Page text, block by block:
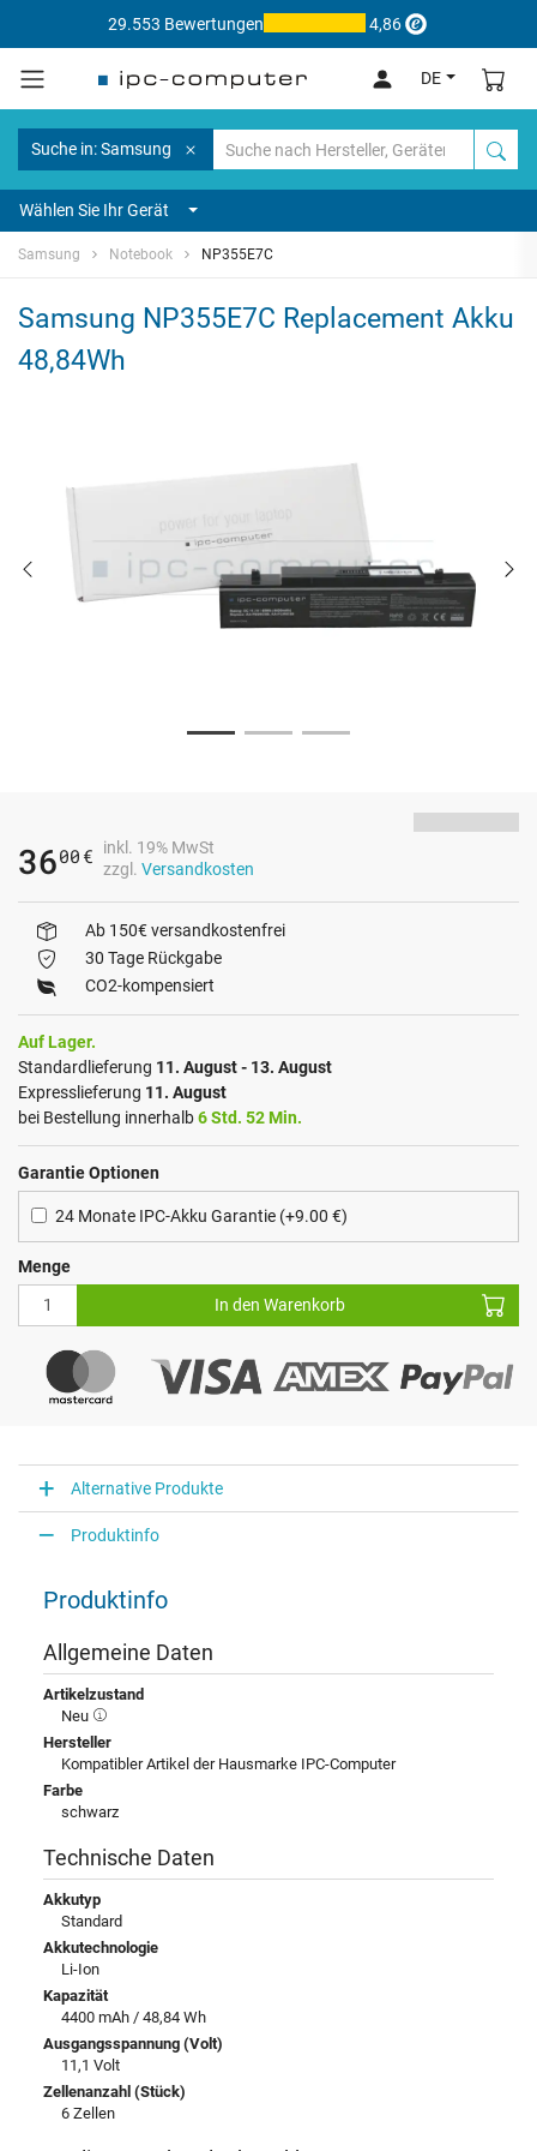
29.553 Bewertungen 4,86
DE
Suche in: Samsung
Wählen Sie Ihr Gerät
Samsung Notebook NP355E7C
Samsung NP355E7C Replacement Akku
48,84Wh
3600 €
inkl. 19% MwSt
zzgl. Versandkosten
Ab 150€ versandkostenfrei
30 Tage Rückgabe
CO2-kompensiert
Auf Lager.
Standardlieferung 11. August - 13. August
Expresslieferung 11. August
bei Bestellung innerhalb6 Std. 52 Min.
Garantie Optionen
24 Monate IPC-Akku Garantie (+9.00 €)
Menge
In den Warenkorb
Alternative Produkte
Produktinfo
Produktinfo
Allgemeine Daten
Artikelzustand
Neu
Hersteller
Kompatibler Artikel der Hausmarke IPC-Computer
Farbe
schwarz
Technische Daten
Akkutyp
Standard
Akkutechnologie
Li-Ion
Kapazität
4400 mAh / 48,84 Wh
Ausgangsspannung (Volt)
11,1 Volt
Zellenanzahl (Stück)
6 Zellen